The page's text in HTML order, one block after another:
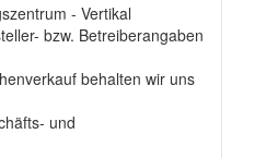
- Vertikal
bzw. Betreiberangaben
behalten wir uns
und